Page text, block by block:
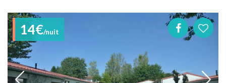
14€/nuit